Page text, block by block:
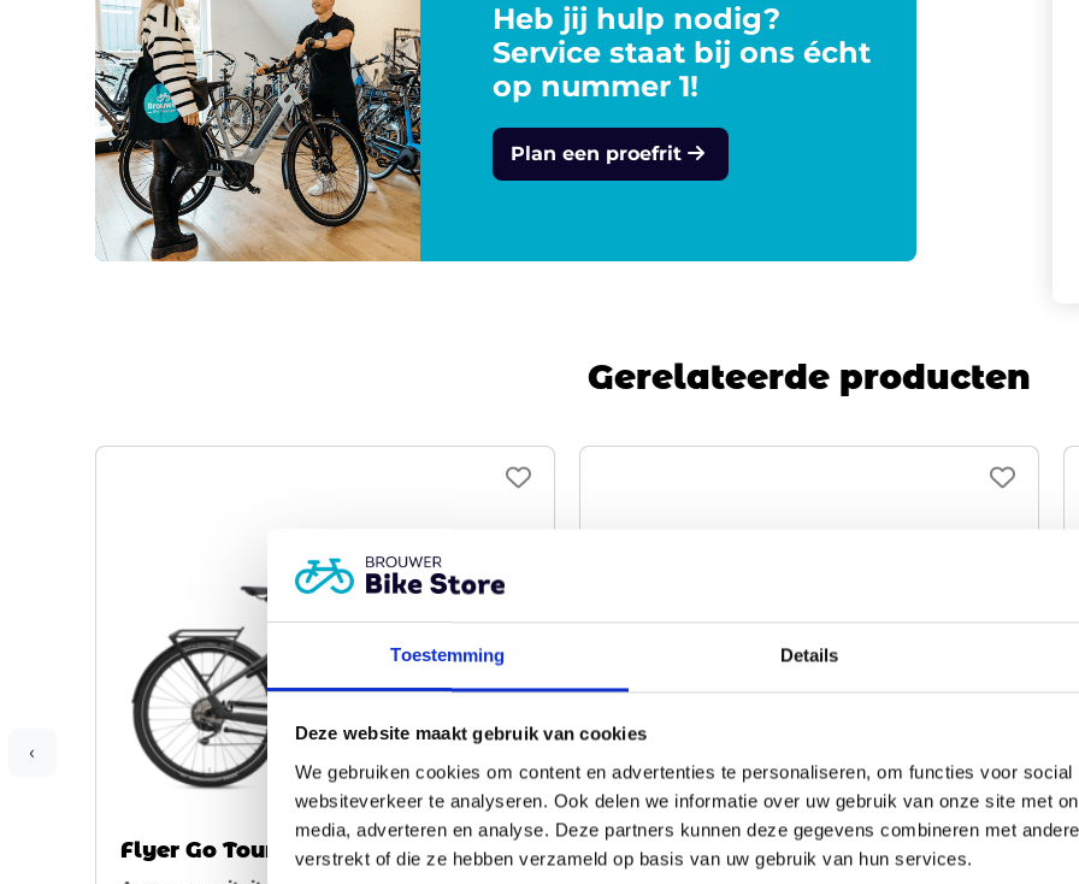
Toestemming Details
Deze website maakt gebruik van cookies
We gebruiken cookies om content en advertenties te personaliseren, om functies voor social
websiteverkeer te analyseren. Ook delen we informatie over uw gebruik van onze site met
media, adverteren en analyse. Deze partners kunnen deze gegevens combineren met
verstrekt of die ze hebben verzameld op basis van uw gebruik van hun services.
Heb jij hulp nodig?
Service staat bij ons écht
op nummer 1!
Plan een proefrit
Gerelateerde producten
Flyer Go Tour 7.10 Flyer Go Tour 5.43
‹